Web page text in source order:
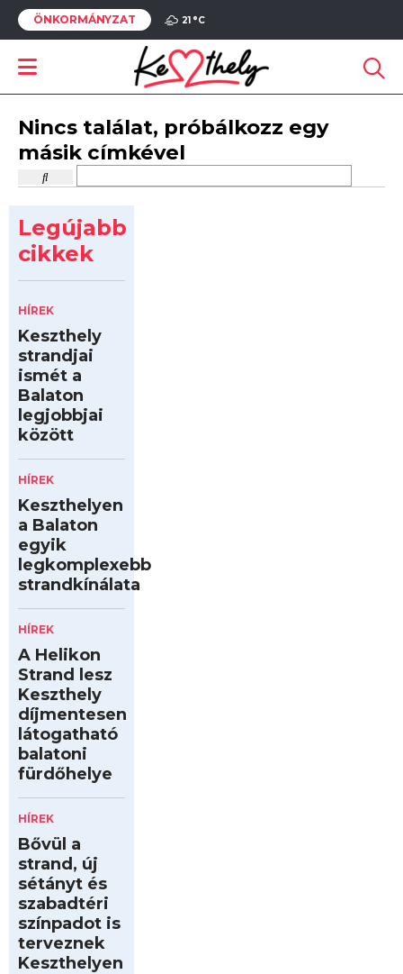
ÖNKORMÁNYZAT 21 °C
Nincs találat, próbálkozz egy
másik címkével
Legújabb
cikkek
HÍREK
Keszthely
strandjai
ismét a
Balaton
legjobbjai
között
HÍREK
Keszthelyen
a Balaton
egyik
legkomplexebb
strandkínálata
HÍREK
A Helikon
Strand lesz
Keszthely
díjmentesen
látogatható
balatoni
fürdőhelye
HÍREK
Bővül a
strand, új
sétányt és
szabadtéri
színpadot is
terveznek
Keszthelyen